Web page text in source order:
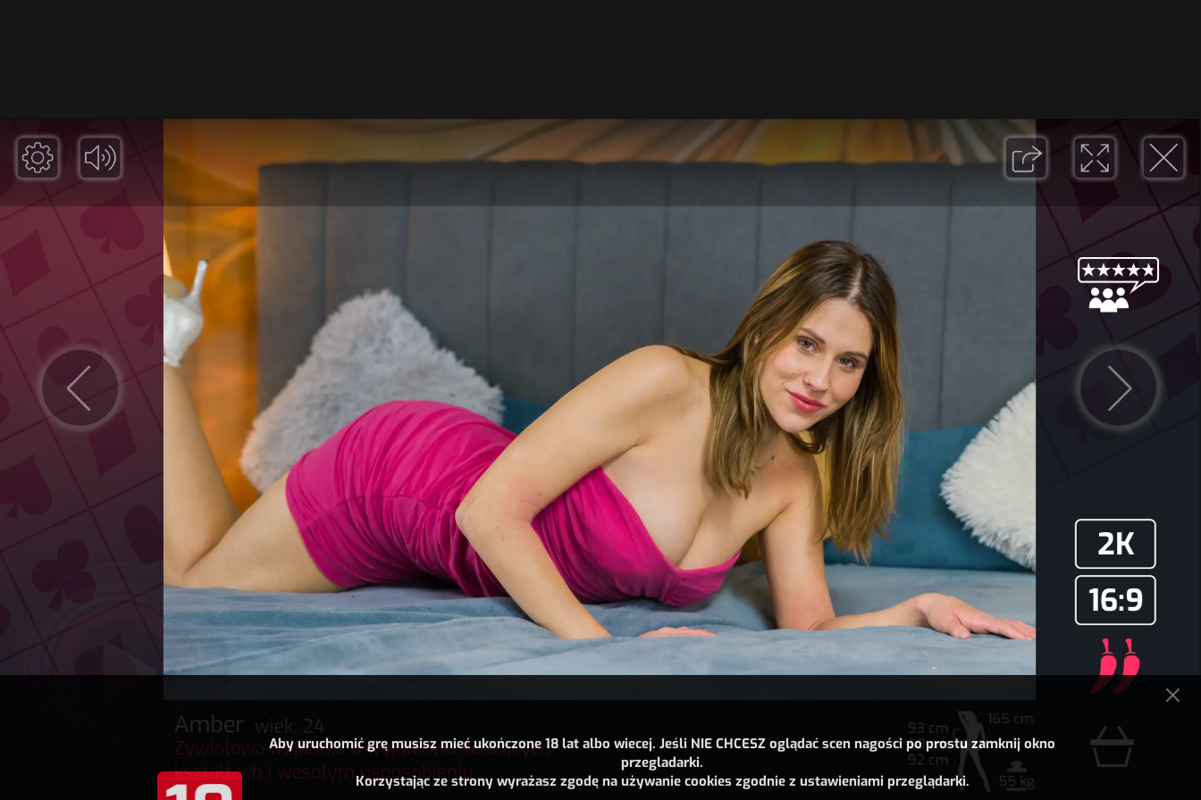
Aby uruchomić grę musisz mieć ukończone 18 lat albo wiecej. Jeśli NIE CHCESZ oglądać scen nagości po prostu zamknij okno
przegladarki.
Korzystając ze strony wyrażasz zgodę na używanie cookies zgodnie z ustawieniami przeglądarki.